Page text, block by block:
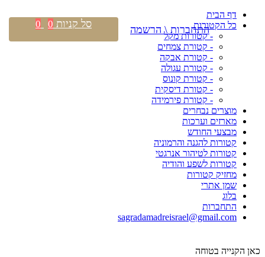
דף הבית
כל הקטורות
- קטורות מקל
- קטורת צמחים
- קטורת אבקה
- קטורת עגולה
- קטורת קונוס
- קטורת דיסקית
- קטורת פירמידה
מוצרים נבחרים
מארזים וערכות
מבצעי החודש
קטורות להגנה והרמוניה
קטורות לטיהור אנרגטי
קטורות לשפע והודיה
מחזיק קטורות
שמן אתרי
בלוג
התחברות
sagradamadreisrael@gmail.com
כאן הקנייה בטוחה
התחברות \ הרשמה סל קניות 0
0